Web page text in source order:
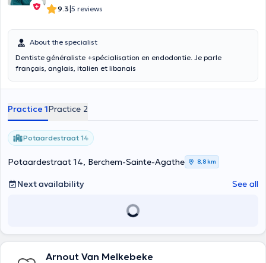
9.3|5 reviews
About the specialist
Dentiste généraliste +spécialisation en endodontie. Je parle
français, anglais, italien et libanais
Practice 1Practice 2
Potaardestraat 14
Potaardestraat 14, Berchem-Sainte-Agathe 8,8 km
Next availability See all
Arnout Van Melkebeke